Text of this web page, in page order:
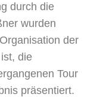
durch die
wurden
der
die
Tour
präsentiert.